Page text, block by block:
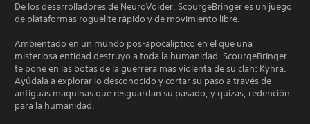
De los desarrolladores de NeuroVoider, ScourgeBringer es un juego
de plataformas roguelite rápido y de movimiento libre.
Ambientado en un mundo pos-apocalíptico en el que una
misteriosa entidad destruyo a toda la humanidad, ScourgeBringer
te pone en las botas de la guerrera mas violenta de su clan: Kyhra.
Ayúdala a explorar lo desconocido y cortar su paso a través de
antiguas maquinas que resguardan su pasado, y quizás, redención
para la humanidad.